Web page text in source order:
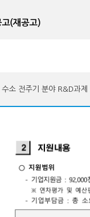
(재공고)
소 전주기 분야 R&D과